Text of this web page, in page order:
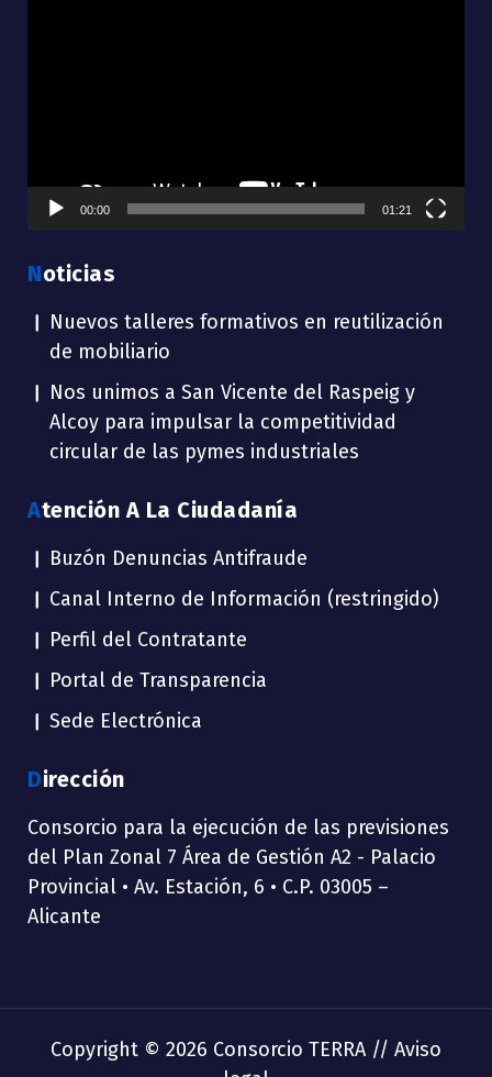
00:00 01:21
Noticias
Nuevos talleres formativos en reutilización
de mobiliario
Nos unimos a San Vicente del Raspeig y
Alcoy para impulsar la competitividad
circular de las pymes industriales
Atención A La Ciudadanía
Buzón Denuncias Antifraude
Canal Interno de Información (restringido)
Perfil del Contratante
Portal de Transparencia
Sede Electrónica
Dirección
Consorcio para la ejecución de las previsiones
del Plan Zonal 7 Área de Gestión A2 - Palacio
Provincial • Av. Estación, 6 • C.P. 03005 –
Alicante
Copyright © 2026 Consorcio TERRA // Aviso